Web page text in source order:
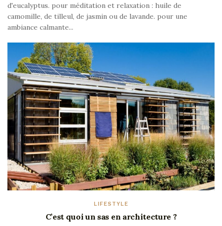
d'eucalyptus. pour méditation et relaxation : huile de
camomille, de tilleul, de jasmin ou de lavande. pour une
ambiance calmante...
LIFESTYLE
C’est quoi un sas en architecture ?